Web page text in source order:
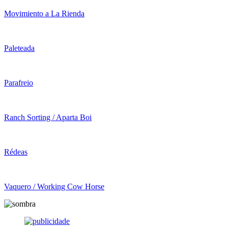
Movimiento a La Rienda
Paleteada
Parafreio
Ranch Sorting / Aparta Boi
Rédeas
Vaquero / Working Cow Horse